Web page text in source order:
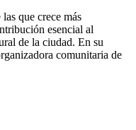
que crece más
esencial al
de la ciudad. En su
comunitaria de